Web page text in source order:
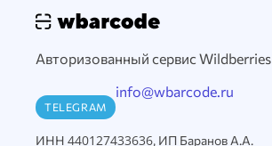
Авторизованный сервис Wildberries
TELEGRAM
info@wbarcode.ru
ИНН 440127433636, ИП Баранов А.А.